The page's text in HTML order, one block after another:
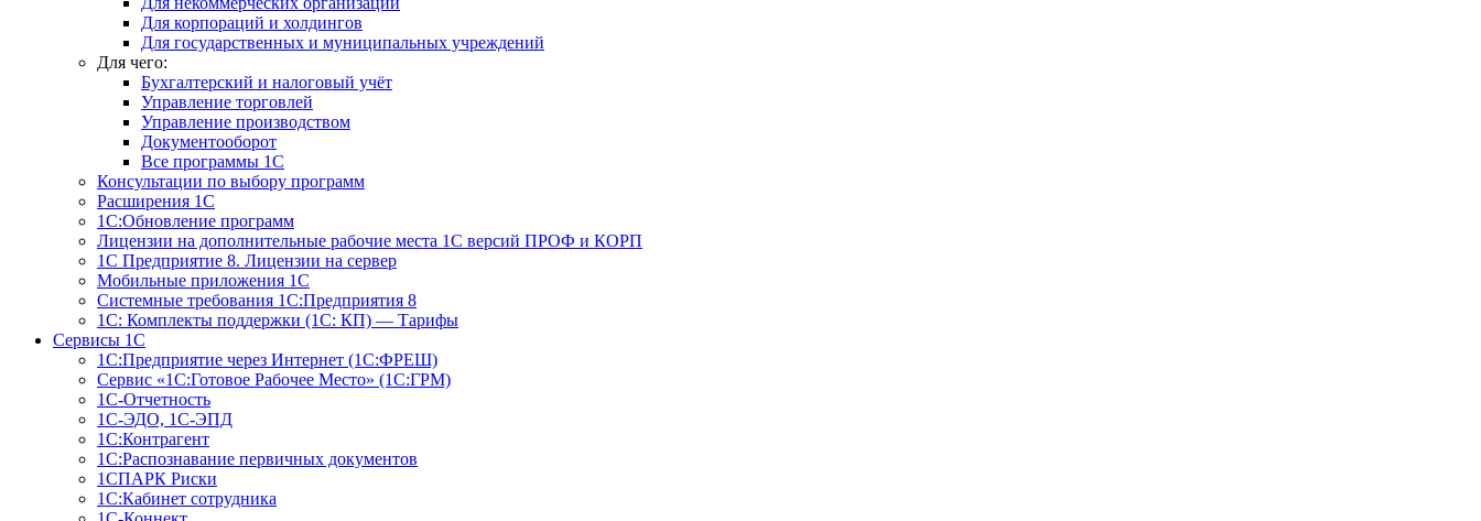
Для корпораций и холдингов
Для государственных и муниципальных учреждений
Для чего:
Бухгалтерский и налоговый учёт
Управление торговлей
Управление производством
Документооборот
Все программы 1С
Консультации по выбору программ
Расширения 1С
1С:Обновление программ
Лицензии на дополнительные рабочие места 1С версий ПРОФ и КОРП
1С Предприятие 8. Лицензии на сервер
Мобильные приложения 1С
Системные требования 1С:Предприятия 8
1С: Комплекты поддержки (1С: КП) — Тарифы
Сервисы 1С
1С:Предприятие через Интернет (1С:ФРЕШ)
Сервис «1С:Готовое Рабочее Место» (1С:ГРМ)
1С-Отчетность
1С-ЭДО, 1С-ЭПД
1С:Контрагент
1С:Распознавание первичных документов
1СПАРК Риски
1С:Кабинет сотрудника